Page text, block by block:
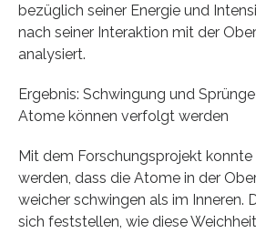
bezüglich seiner Energie und
nach seiner Interaktion mit der
analysiert.
Ergebnis: Schwingung und
Atome können verfolgt werden
Mit dem Forschungsprojekt konnte
werden, dass die Atome in der
weicher schwingen als im Inneren.
sich feststellen, wie diese